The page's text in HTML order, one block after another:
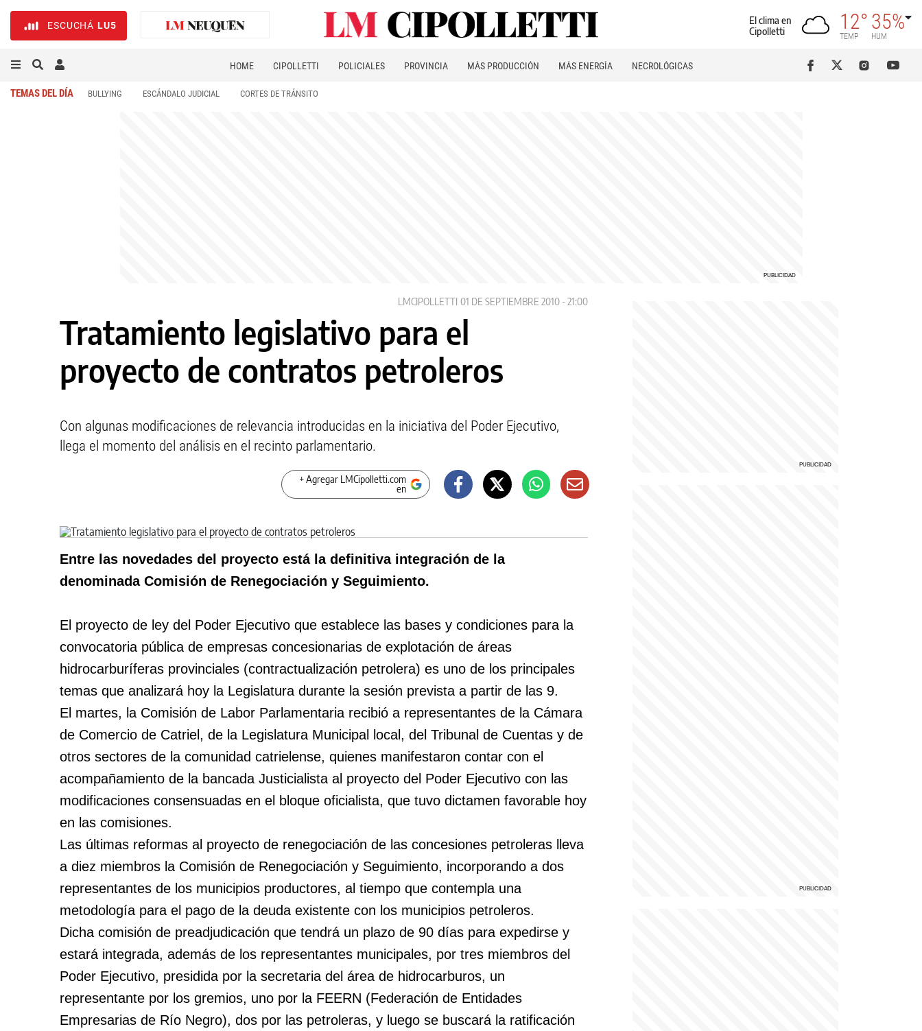
ESCUCHÁ LU5
El clima en
Cipolletti
12°
TEMP
35%
HUM
HOME CIPOLLETTI POLICIALES PROVINCIA MÁS PRODUCCIÓN MÁS ENERGÍA NECROLÓGICAS
TEMAS DEL DÍA BULLYING ESCÁNDALO JUDICIAL CORTES DE TRÁNSITO
LMCIPOLLETTI 01 DE SEPTIEMBRE 2010 - 21:00
Tratamiento legislativo para el
proyecto de contratos petroleros
Con algunas modificaciones de relevancia introducidas en la iniciativa del Poder Ejecutivo,
llega el momento del análisis en el recinto parlamentario.
+ Agregar LMCipolletti.com
en
Entre las novedades del proyecto está la definitiva integración de la
denominada Comisión de Renegociación y Seguimiento.
El proyecto de ley del Poder Ejecutivo que establece las bases y condiciones para la
convocatoria pública de empresas concesionarias de explotación de áreas
hidrocarburíferas provinciales (contractualización petrolera) es uno de los principales
temas que analizará hoy la Legislatura durante la sesión prevista a partir de las 9.
El martes, la Comisión de Labor Parlamentaria recibió a representantes de la Cámara
de Comercio de Catriel, de la Legislatura Municipal local, del Tribunal de Cuentas y de
otros sectores de la comunidad catrielense, quienes manifestaron contar con el
acompañamiento de la bancada Justicialista al proyecto del Poder Ejecutivo con las
modificaciones consensuadas en el bloque oficialista, que tuvo dictamen favorable hoy
en las comisiones.
Las últimas reformas al proyecto de renegociación de las concesiones petroleras lleva
a diez miembros la Comisión de Renegociación y Seguimiento, incorporando a dos
representantes de los municipios productores, al tiempo que contempla una
metodología para el pago de la deuda existente con los municipios petroleros.
Dicha comisión de preadjudicación que tendrá un plazo de 90 días para expedirse y
estará integrada, además de los representantes municipales, por tres miembros del
Poder Ejecutivo, presidida por la secretaria del área de hidrocarburos, un
representante por los gremios, uno por la FEERN (Federación de Entidades
Empresarias de Río Negro), dos por las petroleras, y luego se buscará la ratificación